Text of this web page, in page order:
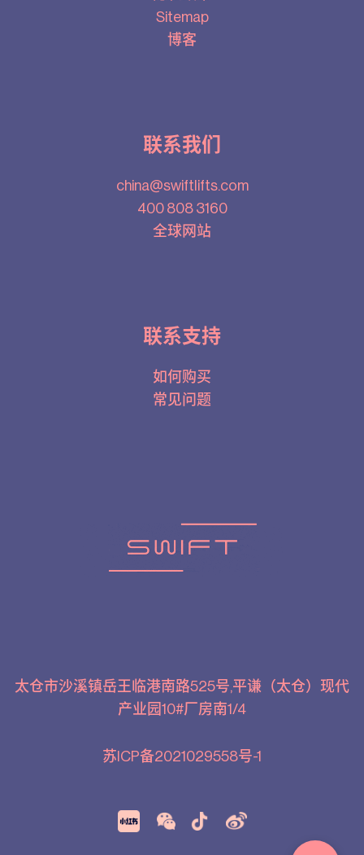
Sitemap
博客
联系我们
china@swiftlifts.com
400 808 3160
全球网站
联系支持
如何购买
常见问题
太仓市沙溪镇岳王临港南路525号,平谦（太仓）现代
产业园10#厂房南1/4
苏ICP备2021029558号-1